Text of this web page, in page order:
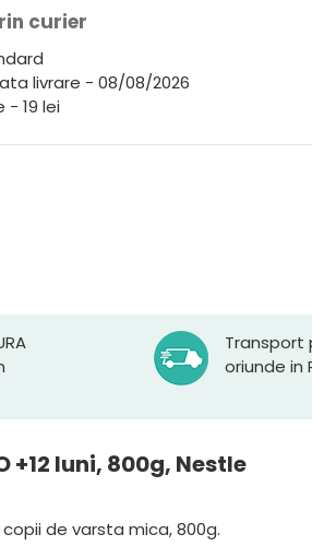
curier
livrare - 08/08/2026
- 19 lei
Transport
oriunde in
luni, 800g, Nestle
copii de varsta mica, 800g.